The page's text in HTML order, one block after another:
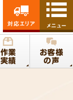
作業
実績
お客様
の声
対応エリア メニュー